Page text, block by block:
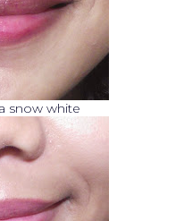
snow white